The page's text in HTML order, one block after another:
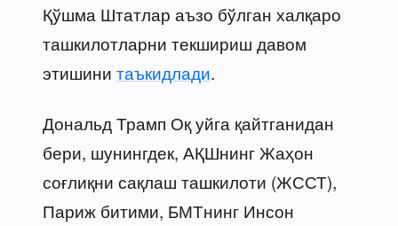
Қўшма Штатлар аъзо бўлган халқаро
ташкилотларни текшириш давом
этишини таъкидлади.
Дональд Трамп Оқ уйга қайтганидан
бери, шунингдек, АҚШнинг Жаҳон
соғлиқни сақлаш ташкилоти (ЖССТ),
Париж битими, БМТнинг Инсон